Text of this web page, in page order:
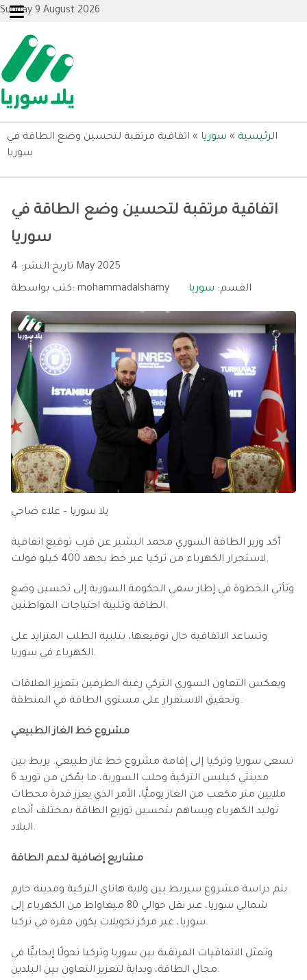
Sunday 9 August 2026
الرئيسية » سوريا » اتفاقية مرتقبة لتحسين وضع الطاقة في
سوريا
اتفاقية مرتقبة لتحسين وضع الطاقة في
سوريا
تاريخ النشر: 4 May 2025
كتب بواسطة: mohammadalshamy القسم: سوريا
يلا سوريا – علاء ضاحي
أكد وزير الطاقة السوري محمد البشير عن قرب توقيع اتفاقية
لاستجرار الكهرباء من تركيا عبر خط بجهد 400 كيلو فولت.
وتأتي الخطوة في إطار سعي الحكومة السورية إلى تحسين وضع
الطاقة وتلبية احتياجات المواطنين.
وتساعد الاتفاقية حال توقيعها، بتلبية الطلب المتزايد على
الكهرباء في سوريا.
ويعكس التعاون السوري التركي رغبة الطرفين بتعزيز العلاقات
وتحقيق الاستقرار على مستوى الطاقة في المنطقة.
مشروع خط الغاز الطبيعي
تسعى سوريا وتركيا إلى إقامة مشروع خط غاز طبيعي. يربط بين
مدينتي كيليس التركية وحلب السورية، ما يمّكن من توريد 6
ملايين متر مكعب من الغاز يوميًّا، الأمر الذي يعزز قدرة محطات
توليد الكهرباء ويساهم بتحسين توزيع الطاقة بمختلف أنحاء
البلاد.
مشاريع إضافية لدعم الطاقة
يتم دراسة مشروع سيربط بين ولاية هاتاي التركية ومدينة حارم
شمالي سوريا، عبر نقل حوالي 80 ميغاواط من الكهرباء إلى
سوريا، عبر مركز تحويلات يكون مقره في تركيا.
وتمثل الاتفاقيات المرتقبة بين سوريا وتركيا تحولًا إيجابيًّا في
مجال الطاقة، وبداية لتعزيز التعاون بين البلدين.